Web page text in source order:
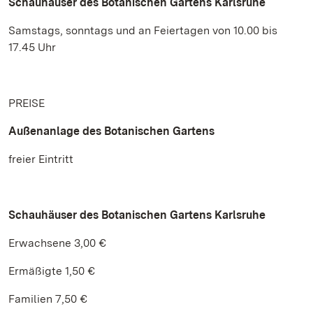
Samstags, sonntags und an Feiertagen von 10.00 bis
17.45 Uhr
PREISE
Außenanlage des Botanischen Gartens
freier Eintritt
Schauhäuser des Botanischen Gartens Karlsruhe
Erwachsene 3,00 €
Ermäßigte 1,50 €
Familien 7,50 €